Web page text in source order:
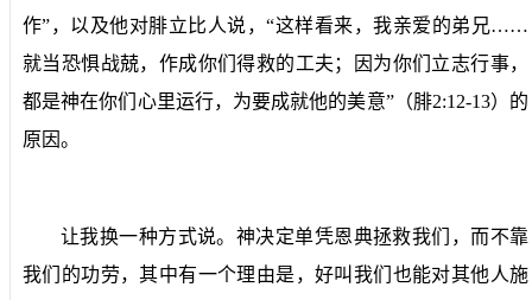
作”，以及他对腓立比人说，“这样看来，我亲爱的弟兄……
就当恐惧战兢，作成你们得救的工夫；因为你们立志行事，
都是神在你们心里运行，为要成就他的美意”（腓2:12-13）的
原因。
让我换一种方式说。神决定单凭恩典拯救我们，而不靠
我们的功劳，其中有一个理由是，好叫我们也能对其他人施